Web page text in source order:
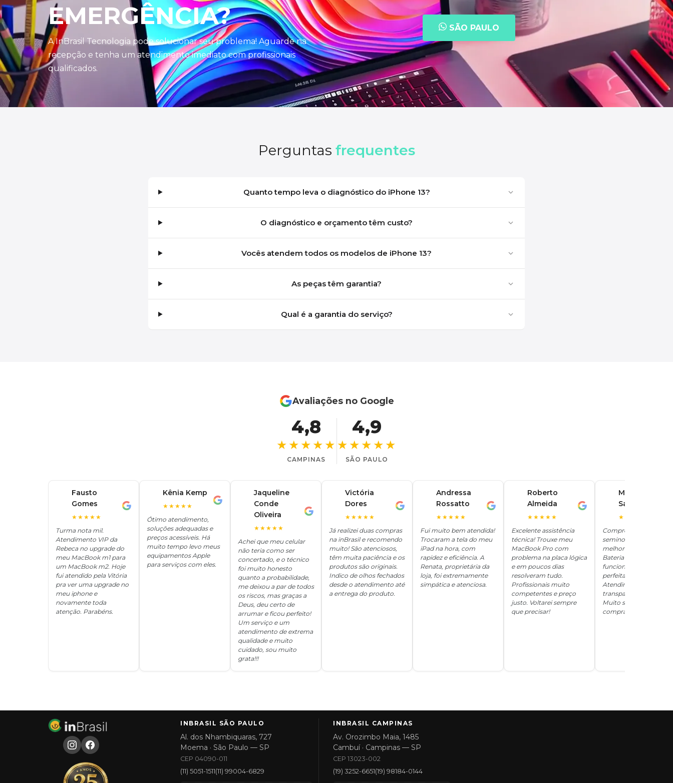
EMERGÊNCIA?
A InBrasil Tecnologia pode solucionar seu problema! Aguarde na
recepção e tenha um atendimento imediato com profissionais
qualificados.
SÃO PAULO
Perguntas frequentes
Quanto tempo leva o diagnóstico do iPhone 13?
O diagnóstico e orçamento têm custo?
Vocês atendem todos os modelos de iPhone 13?
As peças têm garantia?
Qual é a garantia do serviço?
Avaliações no Google
4,8
★★★★★
CAMPINAS
4,9
★★★★★
SÃO PAULO
Fausto
Gomes
★★★★★
Turma nota mil.
Atendimento VIP da
Rebeca no upgrade do
meu MacBook m1 para
um MacBook m2. Hoje
fui atendido pela Vitória
pra ver uma upgrade no
meu iphone e
novamente toda
atenção. Parabéns.
Kênia Kemp
★★★★★
Ótimo atendimento,
soluções adequadas e
preços acessíveis. Há
muito tempo levo meus
equipamentos Apple
para serviços com eles.
Jaqueline
Conde
Oliveira
★★★★★
Achei que meu celular
não teria como ser
concertado, e o técnico
foi muito honesto
quanto a probabilidade,
me deixou a par de todos
os riscos, mas graças a
Deus, deu certo de
arrumar e ficou perfeito!
Um serviço e um
atendimento de extrema
qualidade e muito
cuidado, sou muito
grata!!!
Victória
Dores
★★★★★
Já realizei duas compras
na inBrasil e recomendo
muito! São atenciosos,
têm muita paciência e os
produtos são originais.
Indico de olhos fechados
desde o atendimento até
a entrega do produto.
Andressa
Rossatto
★★★★★
Fui muito bem atendida!
Trocaram a tela do meu
iPad na hora, com
rapidez e eficiência. A
Renata, proprietária da
loja, foi extremamente
simpática e atenciosa.
Roberto
Almeida
★★★★★
Excelente assistência
técnica! Trouxe meu
MacBook Pro com
problema na placa lógica
e em poucos dias
resolveram tudo.
Profissionais muito
competentes e preço
justo. Voltarei sempre
que precisar!
Marina
Santos
★★★★★
Comprei um iPhone
seminovo aqui e ficou
melhor que novo.
Bateria 100%, tudo
funcionando
perfeitamente.
Atendimento
transparente e
Muito satisfeita com a
compra!
INBRASIL SÃO PAULO
Al. dos Nhambiquaras, 727
Moema · São Paulo — SP
CEP 04090-011
(11) 5051-1511(11) 99004-6829
INBRASIL CAMPINAS
Av. Orozimbo Maia, 1485
Cambuí · Campinas — SP
CEP 13023-002
(19) 3252-6651(19) 98184-0144